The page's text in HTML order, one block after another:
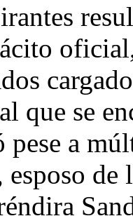
que se
a